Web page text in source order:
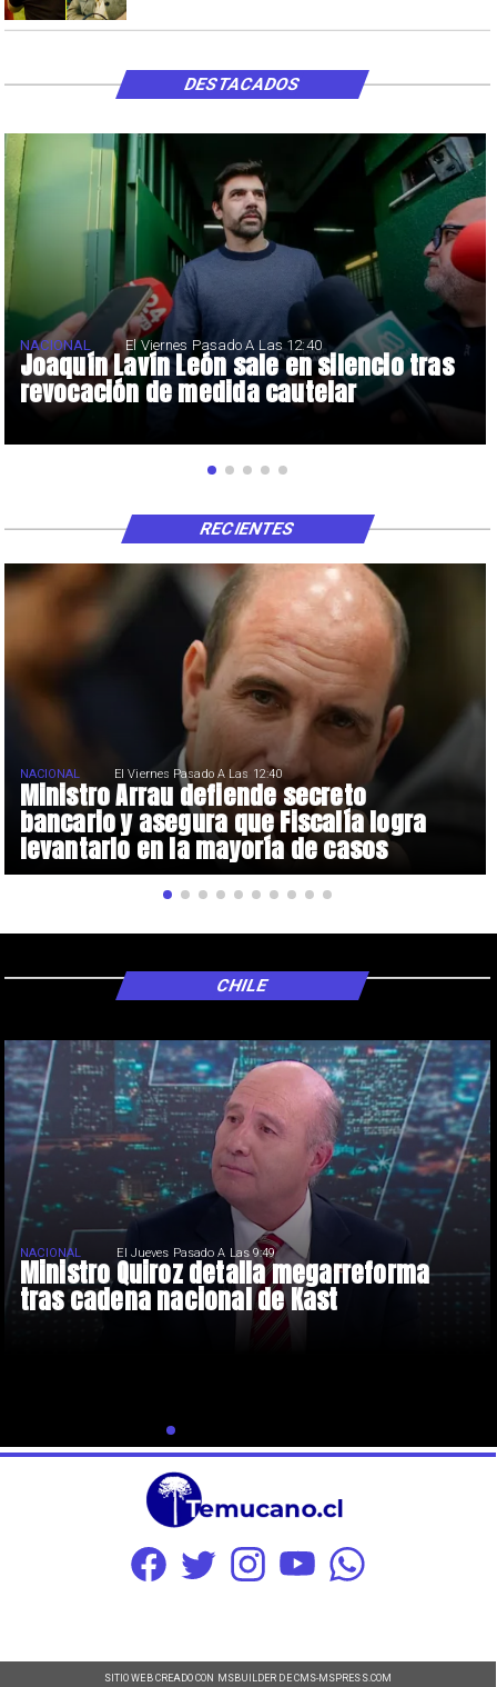
Joaquín Lavín León sale en silencio tras
revocación de medida cautelar
NACIONAL El Viernes Pasado A Las 12:40
DESTACADOS
Ministro Arrau defiende secreto
bancario y asegura que Fiscalía logra
levantarlo en la mayoría de casos
NACIONAL El Viernes Pasado A Las 12:40
RECIENTES
Ministro Quiroz detalla megarreforma
tras cadena nacional de Kast
NACIONAL El Jueves Pasado A Las 9:49
CHILE
SITIO WEB CREADO CON MSBUILDER DE CMS-MSPRESS.COM